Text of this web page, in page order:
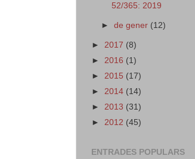
52/365: 2019
►de gener (12)
► 2017 (8)
► 2016 (1)
► 2015 (17)
► 2014 (14)
► 2013 (31)
► 2012 (45)
ENTRADES POPULARS